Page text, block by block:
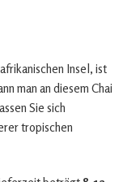
Insel, ist
man an diesem Chai
Sie sich
tropischen